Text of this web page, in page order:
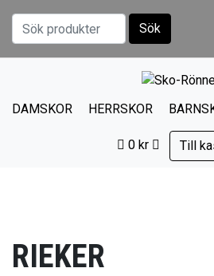
Sök efter:
Sök
DAMSKOR HERRSKOR
0 kr Till
RIEKER